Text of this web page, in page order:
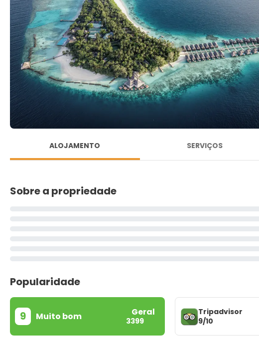
ALOJAMENTO SERVIÇOS
Sobre a propriedade
Popularidade
9 Muito bom Geral
3399
Tripadvisor
9/10